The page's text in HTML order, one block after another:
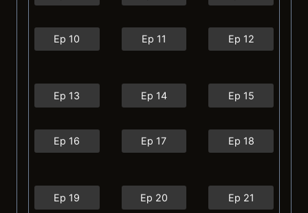
Ep 10 Ep 11 Ep 12
Ep 13 Ep 14 Ep 15
Ep 16 Ep 17 Ep 18
Ep 19 Ep 20 Ep 21